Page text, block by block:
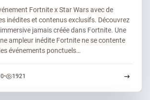
Fortnite x Star Wars avec de
inédites et contenus exclusifs. Découvrez
jamais créée dans Fortnite. Une
ampleur inédite Fortnite ne se contente
événements ponctuels…
0• 1921
1921 vues